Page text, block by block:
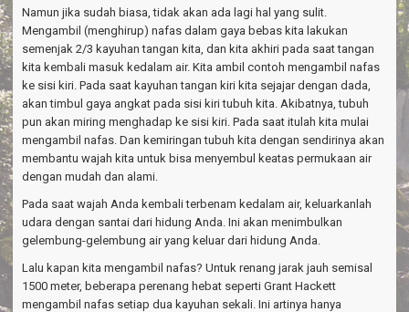
Namun jika sudah biasa, tidak akan ada lagi hal yang sulit.
Mengambil (menghirup) nafas dalam gaya bebas kita lakukan
semenjak 2/3 kayuhan tangan kita, dan kita akhiri pada saat tangan
kita kembali masuk kedalam air. Kita ambil contoh mengambil nafas
ke sisi kiri. Pada saat kayuhan tangan kiri kita sejajar dengan dada,
akan timbul gaya angkat pada sisi kiri tubuh kita. Akibatnya, tubuh
pun akan miring menghadap ke sisi kiri. Pada saat itulah kita mulai
mengambil nafas. Dan kemiringan tubuh kita dengan sendirinya akan
membantu wajah kita untuk bisa menyembul keatas permukaan air
dengan mudah dan alami.
Pada saat wajah Anda kembali terbenam kedalam air, keluarkanlah
udara dengan santai dari hidung Anda. Ini akan menimbulkan
gelembung-gelembung air yang keluar dari hidung Anda.
Lalu kapan kita mengambil nafas? Untuk renang jarak jauh semisal
1500 meter, beberapa perenang hebat seperti Grant Hackett
mengambil nafas setiap dua kayuhan sekali. Ini artinya hanya